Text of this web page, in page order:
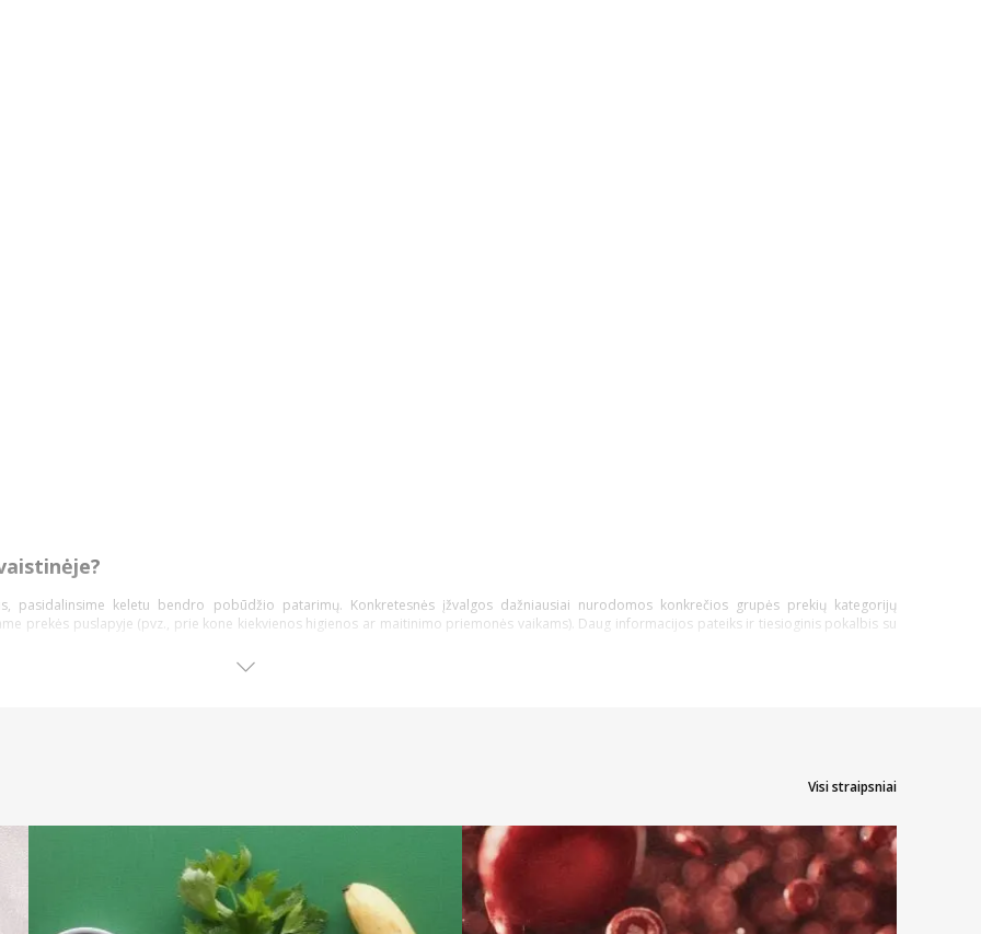
pasidalinsime keletu bendro pobūdžio patarimų. Konkretesnės įžvalgos dažniausiai nurodomos konkrečios grupės prekių kategorijų
prekės puslapyje (pvz., prie kone kiekvienos higienos ar maitinimo priemonės vaikams). Daug informacijos pateiks ir tiesioginis pokalbis su
bei prekių rikiavimo įrankis. Filtras leidžia kuo greičiau sumažinti rodomų rezultatų kiekį, kad greičiau rastumėte prekes, kurių nauda
kūdikių prekes internetu
vaistinėje
kainą
nuolaidos kodas, kuris galioja tik Lojalumo klubo nariams.
pasižymės didžiausia nauda arba bus vertingiausi, santykinai su jūsų išlaidomis. Kartais gali galioti ir specialus nuolaidos kodas. Na, o
apie naudą, kurią galbūt suteiktų Eurovaistinės dovanų kuponas – dovanų kortelės.
Visi straipsniai